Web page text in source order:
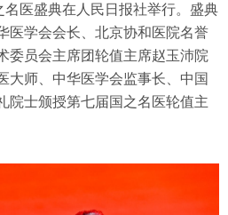
医盛典在人民日报社举行。盛典
医学会会长、北京协和医院名誉
委员会主席团轮值主席赵玉沛院
大师、中华医学会监事长、中国
院士颁授第七届国之名医轮值主